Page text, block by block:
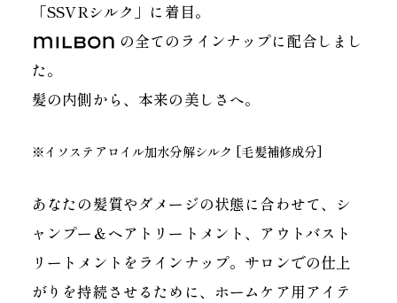
「SSVRシルク」に着目。
の全てのラインナップに配合しまし
た。
髪の内側から、本来の美しさへ。
※イソステアロイル加水分解シルク [毛髪補修成分]
あなたの髪質やダメージの状態に合わせて、シ
ャンプー＆ヘアトリートメント、アウトバスト
リートメントをラインナップ。サロンでの仕上
がりを持続させるために、ホームケア用アイテ